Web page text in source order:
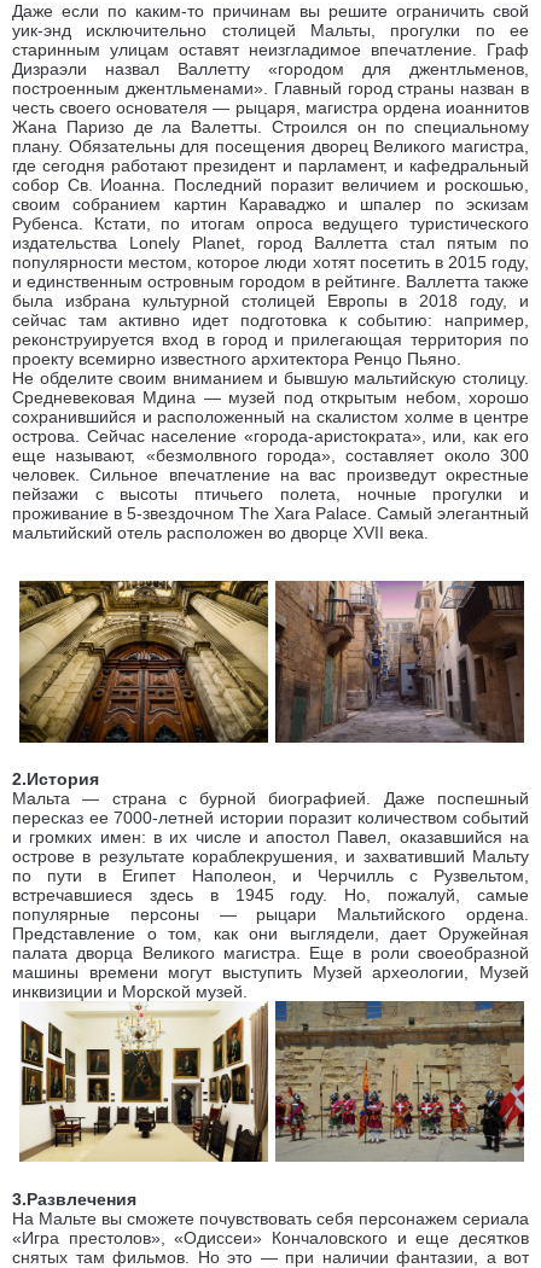
Даже если по каким-то причинам вы решите ограничить свой
уик-энд исключительно столицей Мальты, прогулки по ее
старинным улицам оставят неизгладимое впечатление. Граф
Дизраэли назвал Валлетту «городом для джентльменов,
построенным джентльменами». Главный город страны назван в
честь своего основателя — рыцаря, магистра ордена иоаннитов
Жана Паризо де ла Валетты. Строился он по специальному
плану. Обязательны для посещения дворец Великого магистра,
где сегодня работают президент и парламент, и кафедральный
собор Св. Иоанна. Последний поразит величием и роскошью,
своим собранием картин Караваджо и шпалер по эскизам
Рубенса. Кстати, по итогам опроса ведущего туристического
издательства Lonely Planet, город Валлетта стал пятым по
популярности местом, которое люди хотят посетить в 2015 году,
и единственным островным городом в рейтинге. Валлетта также
была избрана культурной столицей Европы в 2018 году, и
сейчас там активно идет подготовка к событию: например,
реконструируется вход в город и прилегающая территория по
проекту всемирно известного архитектора Ренцо Пьяно.
Не обделите своим вниманием и бывшую мальтийскую столицу.
Средневековая Мдина — музей под открытым небом, хорошо
сохранившийся и расположенный на скалистом холме в центре
острова. Сейчас население «города-аристократа», или, как его
еще называют, «безмолвного города», составляет около 300
человек. Сильное впечатление на вас произведут окрестные
пейзажи с высоты птичьего полета, ночные прогулки и
проживание в 5-звездочном The Xara Palace. Самый элегантный
мальтийский отель расположен во дворце XVII века.
2.История
Мальта — страна с бурной биографией. Даже поспешный
пересказ ее 7000-летней истории поразит количеством событий
и громких имен: в их числе и апостол Павел, оказавшийся на
острове в результате кораблекрушения, и захвативший Мальту
по пути в Египет Наполеон, и Черчилль с Рузвельтом,
встречавшиеся здесь в 1945 году. Но, пожалуй, самые
популярные персоны — рыцари Мальтийского ордена.
Представление о том, как они выглядели, дает Оружейная
палата дворца Великого магистра. Еще в роли своеобразной
машины времени могут выступить Музей археологии, Музей
инквизиции и Морской музей.
3.Развлечения
На Мальте вы сможете почувствовать себя персонажем сериала
«Игра престолов», «Одиссеи» Кончаловского и еще десятков
снятых там фильмов. Но это — при наличии фантазии, а вот